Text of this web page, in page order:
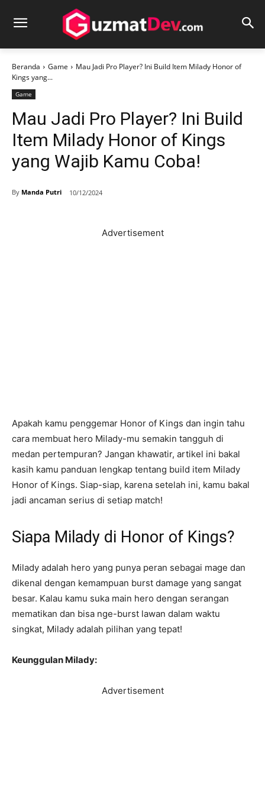
Beranda Game
Mau Jadi Pro Player? Ini Build Item Milady Honor of
Kings yang...
Game
Mau Jadi Pro Player? Ini Build
Item Milady Honor of Kings
yang Wajib Kamu Coba!
By Manda Putri 10/12/2024
Advertisement
Apakah kamu penggemar Honor of Kings dan ingin tahu
cara membuat hero Milady-mu semakin tangguh di
medan pertempuran? Jangan khawatir, artikel ini bakal
kasih kamu panduan lengkap tentang build item Milady
Honor of Kings. Siap-siap, karena setelah ini, kamu bakal
jadi ancaman serius di setiap match!
Siapa Milady di Honor of Kings?
Milady adalah hero yang punya peran sebagai mage dan
dikenal dengan kemampuan burst damage yang sangat
besar. Kalau kamu suka main hero dengan serangan
mematikan dan bisa nge-burst lawan dalam waktu
singkat, Milady adalah pilihan yang tepat!
Keunggulan Milady:
Advertisement